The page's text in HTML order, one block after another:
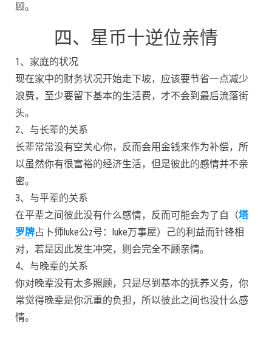
顾。
四、星币十逆位亲情
1、家庭的状况
现在家中的财务状况开始走下坡，应该要节省一点减少
浪费，至少要留下基本的生活费，才不会到最后流落街
头。
2、与长辈的关系
长辈常常没有空关心你，反而会用金钱来作为补偿，所
以虽然你有很富裕的经济生活，但是彼此的感情并不亲
密。
3、与平辈的关系
在平辈之间彼此没有什么感情，反而可能会为了自（塔
罗牌占卜师luke公z号：luke万事屋）己的利益而针锋相
对，若是因此发生冲突，则会完全不顾亲情。
4、与晚辈的关系
你对晚辈没有太多照顾，只是尽到基本的抚养义务，你
常觉得晚辈是你沉重的负担，所以彼此之间也没什么感
情。